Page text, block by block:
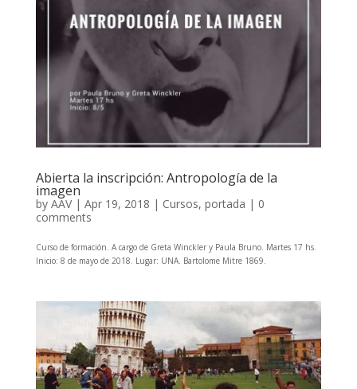
Abierta la inscripción: Antropología de la
imagen
by AAV| Apr 19, 2018 | Cursos, portada | 0
comments
Curso de formación. A cargo de Greta Winckler y Paula Bruno. Martes 17 hs.
Inicio: 8 de mayo de 2018. Lugar: UNA. Bartolome Mitre 1869.